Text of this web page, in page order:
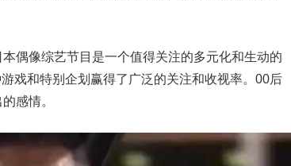
偶像综艺节目是一个值得关注的多元化和生动的
戏和特别企划赢得了广泛的关注和收视率。00后
感情。